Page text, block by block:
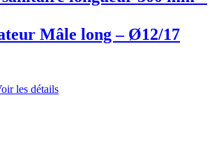
Mâle long – Ø12/17
les détails